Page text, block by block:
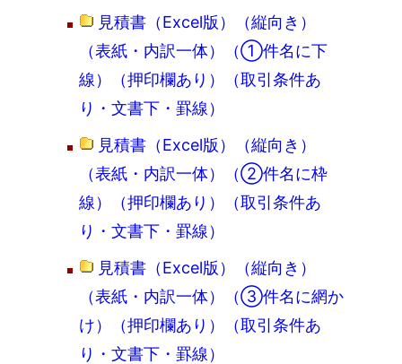
見積書（Excel版）（縦向き）
（表紙・内訳一体）（①件名に下
線）（押印欄あり）（取引条件あ
り・文書下・罫線）
見積書（Excel版）（縦向き）
（表紙・内訳一体）（②件名に枠
線）（押印欄あり）（取引条件あ
り・文書下・罫線）
見積書（Excel版）（縦向き）
（表紙・内訳一体）（③件名に網か
け）（押印欄あり）（取引条件あ
り・文書下・罫線）